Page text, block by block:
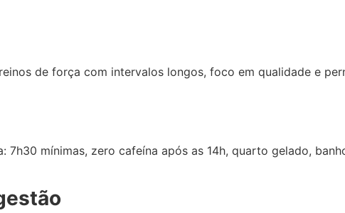
de força com intervalos longos, foco em qualidade e
7h30 mínimas, zero cafeína após as 14h, quarto gelado,